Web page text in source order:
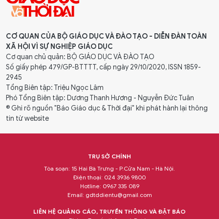
CƠ QUAN CỦA BỘ GIÁO DỤC VÀ ĐÀO TẠO - DIỄN ĐÀN TOÀN
XÃ HỘI VÌ SỰ NGHIỆP GIÁO DỤC
Cơ quan chủ quản: BỘ GIÁO DỤC VÀ ĐÀO TẠO
Số giấy phép 479/GP-BTTTT, cấp ngày 29/10/2020, ISSN 1859-
2945
Tổng Biên tập: Triệu Ngọc Lâm
Phó Tổng Biên tập: Dương Thanh Hương - Nguyễn Đức Tuân
® Ghi rõ nguồn "Báo Giáo dục & Thời đại" khi phát hành lại thông
tin từ website
TRỤ SỞ CHÍNH
Tòa soạn: 15 Hai Bà Trưng - P.Cửa Nam - Hà Nội.
Điện thoại: 024 3936 9800
Hotline: 0967 335 089
Email: gdtddientu@gmail.com
LIÊN HỆ QUẢNG CÁO, TRUYỀN THÔNG VÀ ĐẶT BÁO